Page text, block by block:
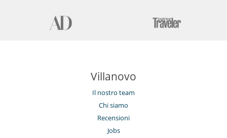
Villanovo
Il nostro team
Chi siamo
Recensioni
Jobs